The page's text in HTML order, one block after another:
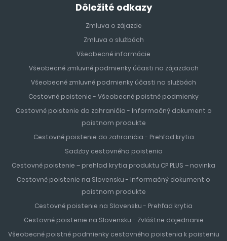
Dôležité odkazy
Zmluva o zájazde
Zmluva o službách
Všeobecné informácie
Všeobecné zmluvné podmienky účasti na zájazdoch
Všeobecné zmluvné podmienky účasti na službách
Cestovné poistenie - Všeobecné poistné podmienky
Cestovné poistenie do zahraničia - Informačný dokument o
poistnom produkte
Cestovné poistenie do zahraničia - Prehľad krytia
Sadzby cestovného poistenia
Cestovné poistenie – prehlad krytia produktu CP PLUS – novinka
Cestovné poistenie na Slovensku - Informačný dokument o
poistnom produkte
Cestovné poistenie na Slovensku - Prehľad krytia
Cestovné poistenie na Slovensku - Zvláštne dojednanie
Všeobecné poistné podmienky cestovného poistenia k poisteniu